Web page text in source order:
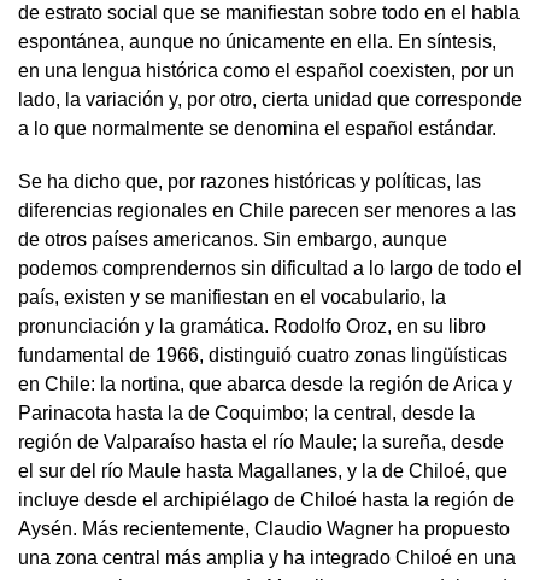
de estrato social que se manifiestan sobre todo en el habla
espontánea, aunque no únicamente en ella. En síntesis,
en una lengua histórica como el español coexisten, por un
lado, la variación y, por otro, cierta unidad que corresponde
a lo que normalmente se denomina el español estándar.
Se ha dicho que, por razones históricas y políticas, las
diferencias regionales en Chile parecen ser menores a las
de otros países americanos. Sin embargo, aunque
podemos comprendernos sin dificultad a lo largo de todo el
país, existen y se manifiestan en el vocabulario, la
pronunciación y la gramática. Rodolfo Oroz, en su libro
fundamental de 1966, distinguió cuatro zonas lingüísticas
en Chile: la nortina, que abarca desde la región de Arica y
Parinacota hasta la de Coquimbo; la central, desde la
región de Valparaíso hasta el río Maule; la sureña, desde
el sur del río Maule hasta Magallanes, y la de Chiloé, que
incluye desde el archipiélago de Chiloé hasta la región de
Aysén. Más recientemente, Claudio Wagner ha propuesto
una zona central más amplia y ha integrado Chiloé en una